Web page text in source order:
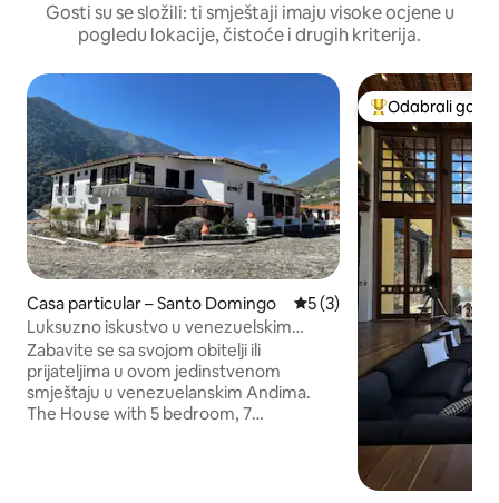
Gosti su se složili: ti smještaji imaju visoke ocjene u
pogledu lokacije, čistoće i drugih kriterija.
Casa particular – Santo Domingo Prosječna ocjena: 5/5,
5 (3)
Luksuzno iskustvo u venezuelskim
Andama
Zabavite se sa svojom obitelji ili
prijateljima u ovom jedinstvenom
smještaju u venezuelanskim Andima.
The House with 5 bedroom, 7
Među najviše
Odabrali gosti